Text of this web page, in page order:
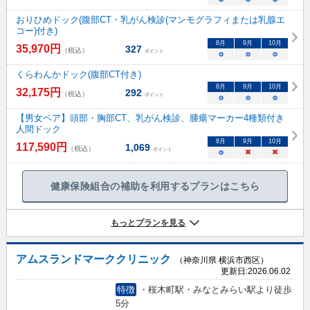
おりひめドック(腹部CT・乳がん検診(マンモグラフィまたは乳腺エ
コー)付き)
35,970円 （税込） 327 ポイント
8 月 9 月 10月
○ ○ ○
くらわんかドック(腹部CT付き)
32,175円 （税込） 292 ポイント
8 月 9 月 10月
○ ○ ○
【男女ペア】頭部・胸部CT、乳がん検診、腫瘍マーカー4種類付き
人間ドック
117,590円 （税込） 1,069 ポイント
8 月 9 月 10月
○ × ×
健康保険組合の補助を利用するプランはこちら
もっとプランを見る
アムスランドマーククリニック
（神奈川県 横浜市西区）
更新日:2026.06.02
特徴
・桜木町駅・みなとみらい駅より徒歩
5分